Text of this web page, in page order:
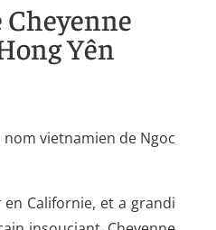
Cheyenne
Yên
vietnamien de Ngoc
Californie, et a grandi